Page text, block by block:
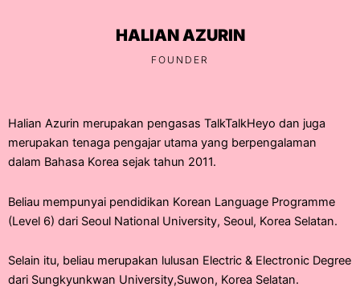
HALIAN AZURIN
FOUNDER
Halian Azurin merupakan pengasas TalkTalkHeyo dan juga
merupakan tenaga pengajar utama yang berpengalaman
dalam Bahasa Korea sejak tahun 2011.
Beliau mempunyai pendidikan Korean Language Programme
(Level 6) dari Seoul National University, Seoul, Korea Selatan.
Selain itu, beliau merupakan lulusan Electric & Electronic Degree
dari Sungkyunkwan University,Suwon, Korea Selatan.